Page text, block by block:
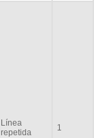
Línea
repetida
1